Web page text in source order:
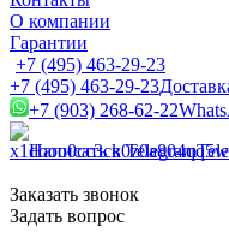
О компании
Гарантии
+7 (495) 463-29-23
+7 (495) 463-29-23
+7 (903) 268-62-22
Написать в Telegram
Заказать звонок
Задать вопрос